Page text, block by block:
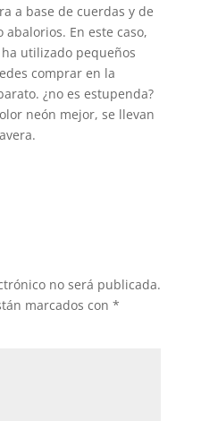
a base de cuerdas y de
En este caso,
utilizado pequeños
comprar en la
¿no es estupenda?
neón mejor, se llevan
no será publicada.
marcados con *